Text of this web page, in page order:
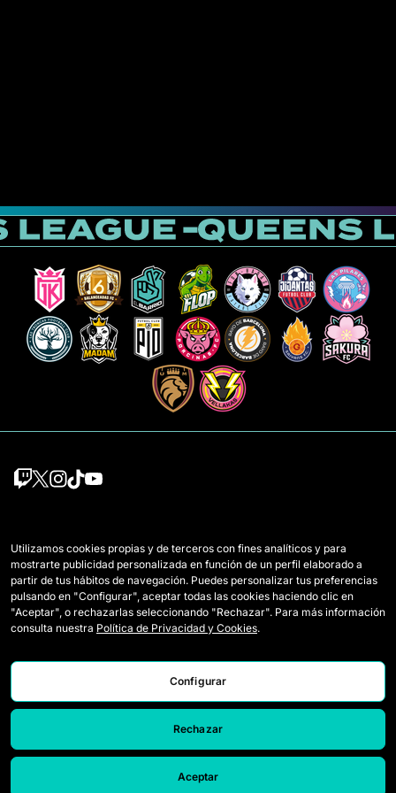
Jugadoras Draft
Wildcards
Partidos
Reglamento
Cómo se juega la Queens
Entradas
Contacto
Utilizamos cookies propias y de terceros con fines analíticos y para
mostrarte publicidad personalizada en función de un perfil elaborado a
partir de tus hábitos de navegación. Puedes personalizar tus preferencias
pulsando en "Configurar", aceptar todas las cookies haciendo clic en
"Aceptar", o rechazarlas seleccionando "Rechazar". Para más información
consulta nuestra Política de Privacidad y Cookies.
Configurar
Rechazar
Aceptar